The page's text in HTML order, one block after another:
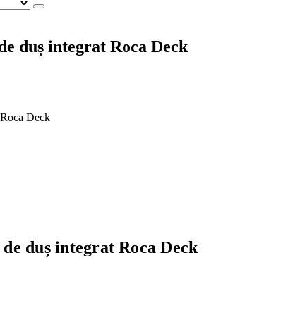
duș integrat Roca Deck
Deck
duș integrat Roca Deck